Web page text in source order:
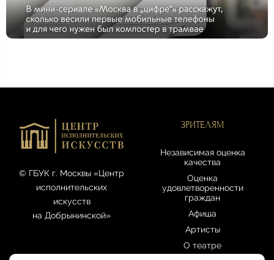
© ГБУК г. Москвы «Центр
исполнительских
искусств
на Добрынинской»
ЗРИТЕЛЯМ
Независимая оценка
качества
Оценка
удовлетворенности
граждан
Афиша
Артисты
О театре